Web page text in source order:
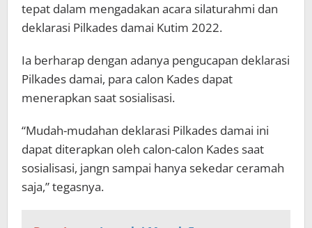
tepat dalam mengadakan acara silaturahmi dan
deklarasi Pilkades damai Kutim 2022.
Ia berharap dengan adanya pengucapan deklarasi
Pilkades damai, para calon Kades dapat
menerapkan saat sosialisasi.
“Mudah-mudahan deklarasi Pilkades damai ini
dapat diterapkan oleh calon-calon Kades saat
sosialisasi, jangn sampai hanya sekedar ceramah
saja,” tegasnya.